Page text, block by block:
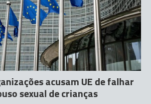
acusam UE de falhar
sexual de crianças